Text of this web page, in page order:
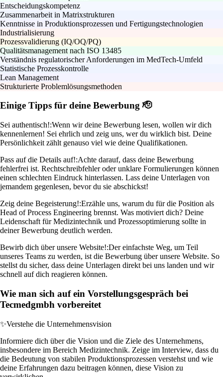
Entscheidungskompetenz
Zusammenarbeit in Matrixstrukturen
Kenntnisse in Produktionsprozessen und Fertigungstechnologien
Industrialisierung
Prozessvalidierung (IQ/OQ/PQ)
Qualitätsmanagement nach ISO 13485
Verständnis regulatorischer Anforderungen im MedTech-Umfeld
Statistische Prozesskontrolle
Lean Management
Strukturierte Problemlösungsmethoden
Einige Tipps für deine Bewerbung 🫡
Sei authentisch!:Wenn wir deine Bewerbung lesen, wollen wir dich
kennenlernen! Sei ehrlich und zeig uns, wer du wirklich bist. Deine
Persönlichkeit zählt genauso viel wie deine Qualifikationen.
Pass auf die Details auf!:Achte darauf, dass deine Bewerbung
fehlerfrei ist. Rechtschreibfehler oder unklare Formulierungen können
einen schlechten Eindruck hinterlassen. Lass deine Unterlagen von
jemandem gegenlesen, bevor du sie abschickst!
Zeig deine Begeisterung!:Erzähle uns, warum du für die Position als
Head of Process Engineering brennst. Was motiviert dich? Deine
Leidenschaft für Medizintechnik und Prozessoptimierung sollte in
deiner Bewerbung deutlich werden.
Bewirb dich über unsere Website!:Der einfachste Weg, um Teil
unseres Teams zu werden, ist die Bewerbung über unsere Website. So
stellst du sicher, dass deine Unterlagen direkt bei uns landen und wir
schnell auf dich reagieren können.
Wie man sich auf ein Vorstellungsgespräch bei
Tecmedgmbh vorbereitet
✨Verstehe die Unternehmensvision
Informiere dich über die Vision und die Ziele des Unternehmens,
insbesondere im Bereich Medizintechnik. Zeige im Interview, dass du
die Bedeutung von stabilen Produktionsprozessen verstehst und wie
deine Erfahrungen dazu beitragen können, diese Vision zu